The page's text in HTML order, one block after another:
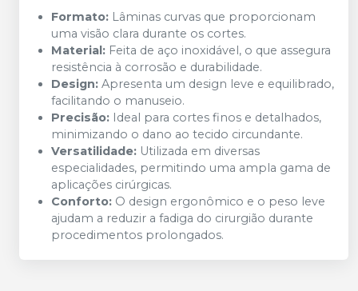
Formato: Lâminas curvas que proporcionam
uma visão clara durante os cortes.
Material: Feita de aço inoxidável, o que assegura
resistência à corrosão e durabilidade.
Design: Apresenta um design leve e equilibrado,
facilitando o manuseio.
Precisão: Ideal para cortes finos e detalhados,
minimizando o dano ao tecido circundante.
Versatilidade: Utilizada em diversas
especialidades, permitindo uma ampla gama de
aplicações cirúrgicas.
Conforto: O design ergonômico e o peso leve
ajudam a reduzir a fadiga do cirurgião durante
procedimentos prolongados.